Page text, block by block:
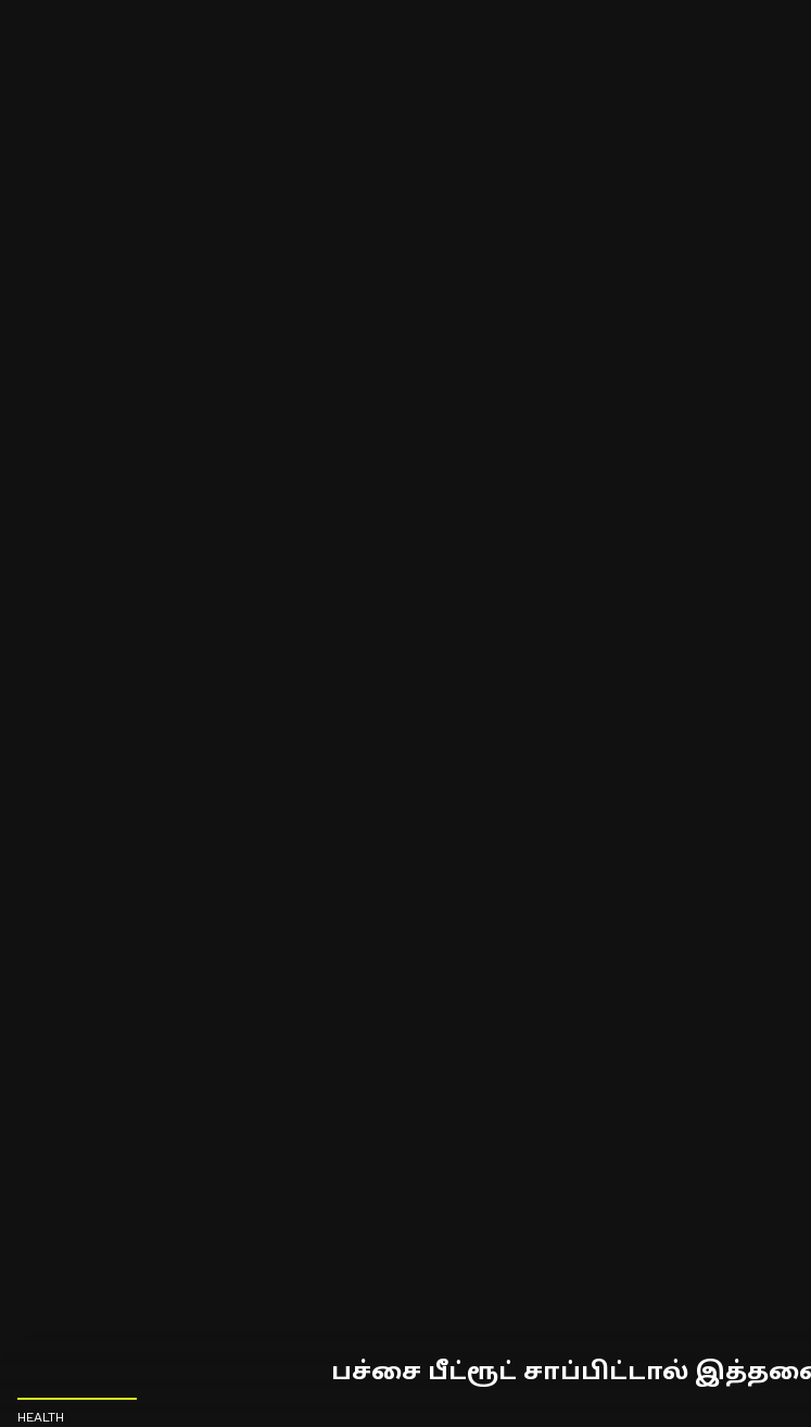
பச்சை பீட்ரூட் சாப்பிட்டால்
HEALTH